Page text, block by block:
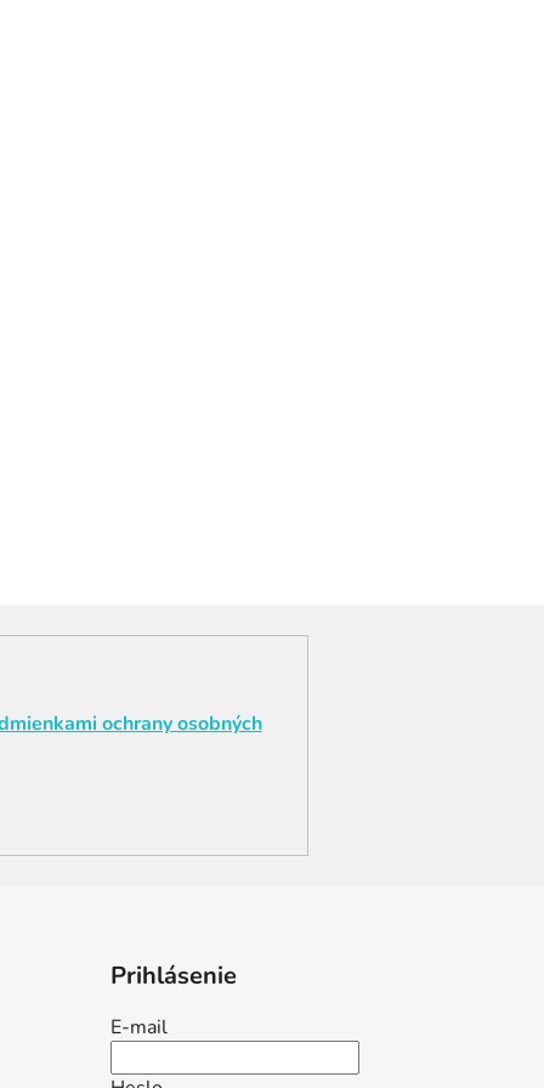
ochrany osobných
Prihlásenie
E-mail